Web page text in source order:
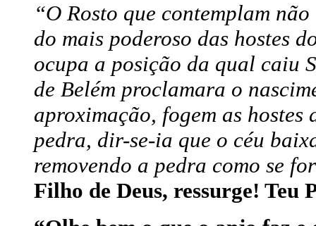
“O Rosto que contemplam
do mais poderoso das hostes
ocupa a posição da qual caiu
de Belém proclamara o
aproximação, fogem as
pedra, dir-se-ia que o céu
removendo a pedra como se
Filho de Deus, ressurge! Teu